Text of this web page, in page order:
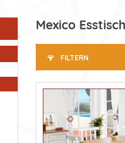
Mexico
FILTERN